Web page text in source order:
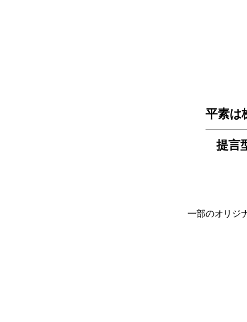
平素は
提言
一部のオリジ